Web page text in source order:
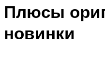
Плюсы
новинки